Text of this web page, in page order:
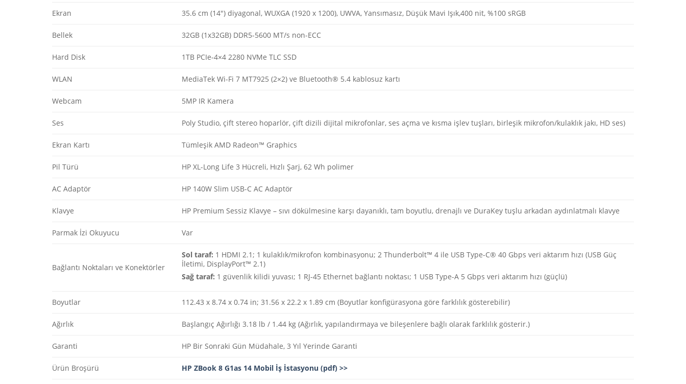
Ekran 35.6 cm (14″) diyagonal, WUXGA (1920 x 1200), UWVA, Yansımasız, Düşük Mavi Işık,400 nit, %100 sRGB
Bellek 32GB (1x32GB) DDR5-5600 MT/s non-ECC
Hard Disk 1TB PCIe-4×4 2280 NVMe TLC SSD
WLAN MediaTek Wi-Fi 7 MT7925 (2×2) ve Bluetooth® 5.4 kablosuz kartı
Webcam 5MP IR Kamera
Ses Poly Studio, çift stereo hoparlör, çift dizili dijital mikrofonlar, ses açma ve kısma işlev tuşları, birleşik mikrofon/kulaklık jakı, HD ses)
Ekran Kartı Tümleşik AMD Radeon™ Graphics
Pil Türü HP XL-Long Life 3 Hücreli, Hızlı Şarj, 62 Wh polimer
AC Adaptör HP 140W Slim USB-C AC Adaptör
Klavye HP Premium Sessiz Klavye – sıvı dökülmesine karşı dayanıklı, tam boyutlu, drenajlı ve DuraKey tuşlu arkadan aydınlatmalı klavye
Parmak İzi Okuyucu Var
Bağlantı Noktaları ve Konektörler
Sol taraf: 1 HDMI 2.1; 1 kulaklık/mikrofon kombinasyonu; 2 Thunderbolt™ 4 ile USB Type-C® 40 Gbps veri aktarım hızı (USB Güç
İletimi, DisplayPort™ 2.1)
Sağ taraf: 1 güvenlik kilidi yuvası; 1 RJ-45 Ethernet bağlantı noktası; 1 USB Type-A 5 Gbps veri aktarım hızı (güçlü)
Boyutlar 112.43 x 8.74 x 0.74 in; 31.56 x 22.2 x 1.89 cm (Boyutlar konfigürasyona göre farklılık gösterebilir)
Ağırlık Başlangıç Ağırlığı 3.18 lb / 1.44 kg (Ağırlık, yapılandırmaya ve bileşenlere bağlı olarak farklılık gösterir.)
Garanti HP Bir Sonraki Gün Müdahale, 3 Yıl Yerinde Garanti
Ürün Broşürü HP ZBook 8 G1as 14 Mobil İş İstasyonu (pdf) >>